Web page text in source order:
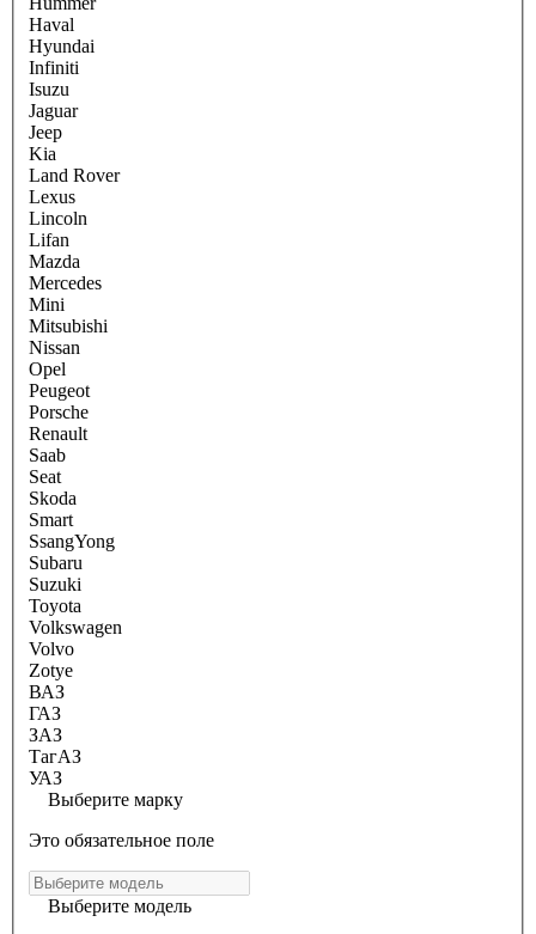
Haval
Hyundai
Infiniti
Isuzu
Jaguar
Jeep
Kia
Land Rover
Lexus
Lincoln
Lifan
Mazda
Mercedes
Mini
Mitsubishi
Nissan
Opel
Peugeot
Porsche
Renault
Saab
Seat
Skoda
Smart
SsangYong
Subaru
Suzuki
Toyota
Volkswagen
Volvo
Zotye
ВАЗ
ГАЗ
ЗАЗ
ТагАЗ
УАЗ
Выберите марку
Это обязательное поле
Выберите модель